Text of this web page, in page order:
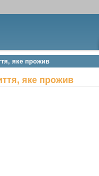
яке прожив
яке прожив